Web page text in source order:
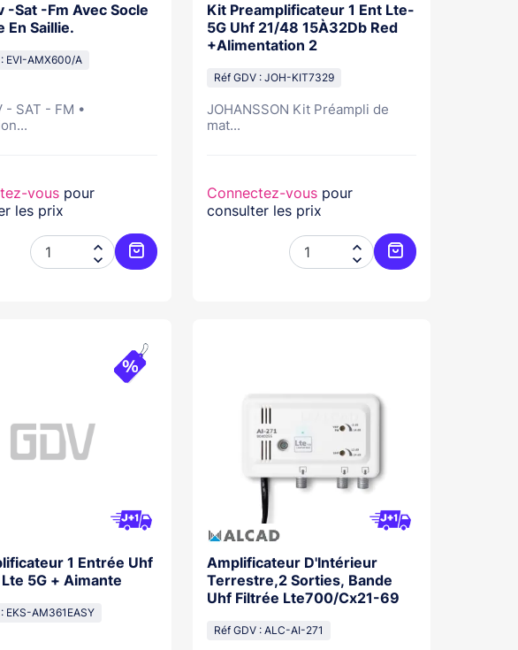
-Sat -Fm Avec Socle
En Saillie.
: EVI-AMX600/A
- SAT - FM •
vouspour
les prix


Ajouter au panier
Kit Preamplificateur 1 Ent Lte-
5G Uhf 21/48 15À32Db Red
+Alimentation 2
Réf GDV : JOH-KIT7329
JOHANSSON Kit Préampli de
mat...
Connectez-vous pour
consulter les prix


Ajouter au panier
1 Entrée Uhf
5G + Aimante
EKS-AM361EASY
Amplificateur D'Intérieur
Terrestre,2 Sorties, Bande
Uhf Filtrée Lte700/Cx21-69
Réf GDV : ALC-AI-271